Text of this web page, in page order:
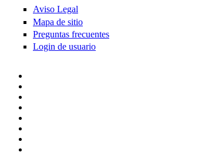
Aviso Legal
Mapa de sitio
Preguntas frecuentes
Login de usuario